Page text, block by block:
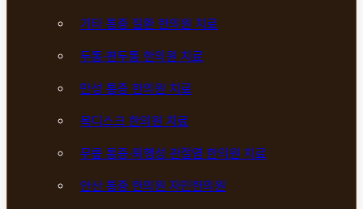
기타 통증 질환 한의원 치료
두통·편두통 한의원 치료
만성 통증 한의원 치료
목디스크 한의원 치료
무릎 통증·퇴행성 관절염 한의원 치료
안산 통증 한의원 자민한의원